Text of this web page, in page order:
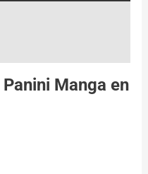
Panini Manga en